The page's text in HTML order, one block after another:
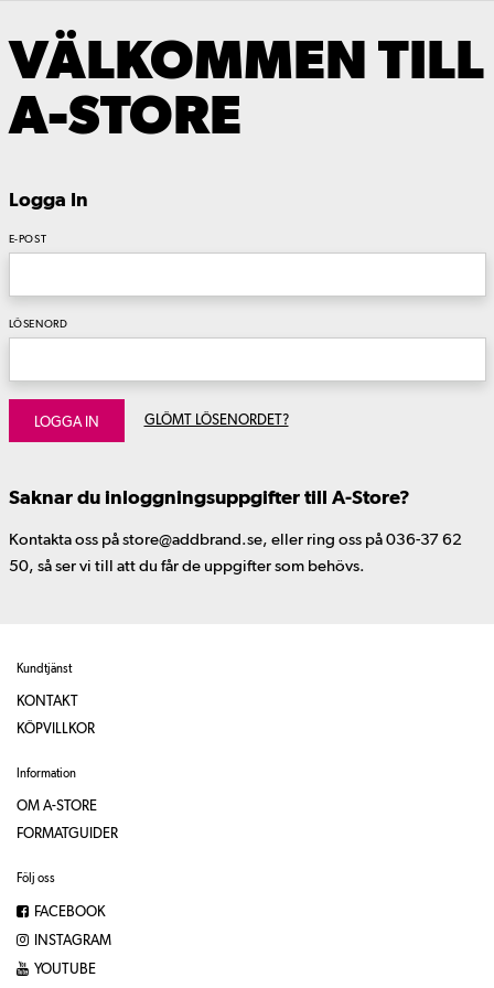
VÄLKOMMEN TILL
A-STORE
Logga In
E-POST
LÖSENORD
LOGGA IN GLÖMT LÖSENORDET?
Saknar du inloggningsuppgifter till A-Store?
Kontakta oss på store@addbrand.se, eller ring oss på 036-37 62
50, så ser vi till att du får de uppgifter som behövs.
Kundtjänst
KONTAKT
KÖPVILLKOR
Information
OM A-STORE
FORMATGUIDER
Följ oss
FACEBOOK
INSTAGRAM
YOUTUBE